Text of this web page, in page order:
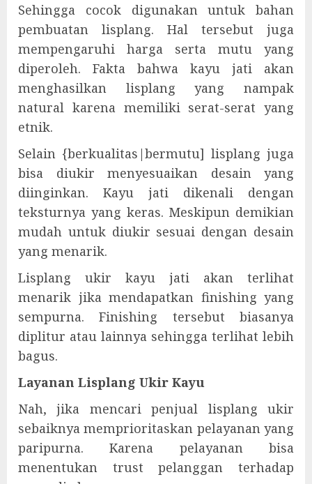
Sehingga cocok digunakan untuk bahan
pembuatan lisplang. Hal tersebut juga
mempengaruhi harga serta mutu yang
diperoleh. Fakta bahwa kayu jati akan
menghasilkan lisplang yang nampak
natural karena memiliki serat-serat yang
etnik.
Selain {berkualitas|bermutu] lisplang juga
bisa diukir menyesuaikan desain yang
diinginkan. Kayu jati dikenali dengan
teksturnya yang keras. Meskipun demikian
mudah untuk diukir sesuai dengan desain
yang menarik.
Lisplang ukir kayu jati akan terlihat
menarik jika mendapatkan finishing yang
sempurna. Finishing tersebut biasanya
diplitur atau lainnya sehingga terlihat lebih
bagus.
Layanan Lisplang Ukir Kayu
Nah, jika mencari penjual lisplang ukir
sebaiknya memprioritaskan pelayanan yang
paripurna. Karena pelayanan bisa
menentukan trust pelanggan terhadap